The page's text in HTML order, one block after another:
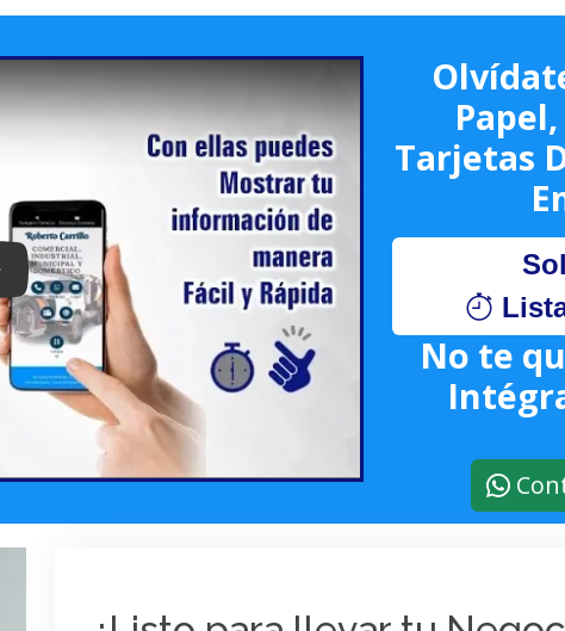
Keynote (Google I/O '18)
Tarjetas
No te